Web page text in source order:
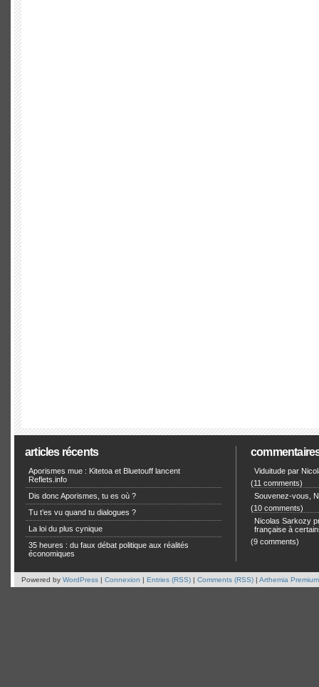
articles récents
Aporismes mue : Kitetoa et Bluetouff lancent
Reflets.info
Dis donc Aporismes, tu es où ?
Tu t’es vu quand tu dialogues ?
La loi du plus cynique
35 heures : du faux débat politique aux réalités
économiques
Viduitude par
(11 comments)
Souvenez-vous,
(10 comments)
Nicolas Sarkozy
française à
(9 comments)
Powered by WordPress | Connexion | Entries (RSS) | Comments (RSS) | Arthemia Premium